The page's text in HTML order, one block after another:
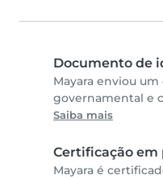
Documento de
Mayara enviou
governamental e
Saiba mais
Certificação em
Mayara é